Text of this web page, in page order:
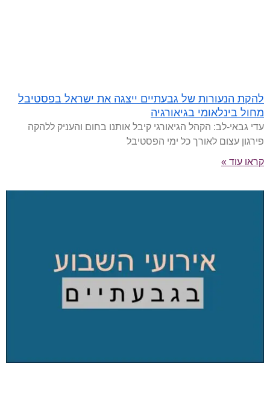
להקת הנעורות של גבעתיים ייצגה את ישראל בפסטיבל
מחול בינלאומי בגיאורגיה
עדי גבאי-לב: הקהל הגיאורגי קיבל אותנו בחום והעניק ללהקה
פירגון עצום לאורך כל ימי הפסטיבל
קראו עוד »